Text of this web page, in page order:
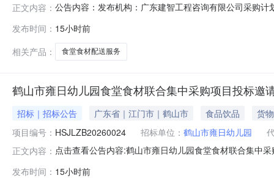
正文内容： 公告内容：发布机构：广东建智工程咨询有限公司采购
学校2026年至2027年度食堂食材配送服务):供应商名称
发布时间： 15小时前
相关产品：
食堂食材配送服务
鹤山市雍日幼儿园食堂食材联合集中采购项目投标邀
招标｜招标公告 广东省｜江门市｜鹤山市 食品饮品
货物
项目编号： HSJLZB20260024 招标单位： 鹤山市雍日幼儿园
正文内容： 点击查看公告内容:鹤山市雍日幼儿园食堂食材联合集中
发布时间： 15小时前